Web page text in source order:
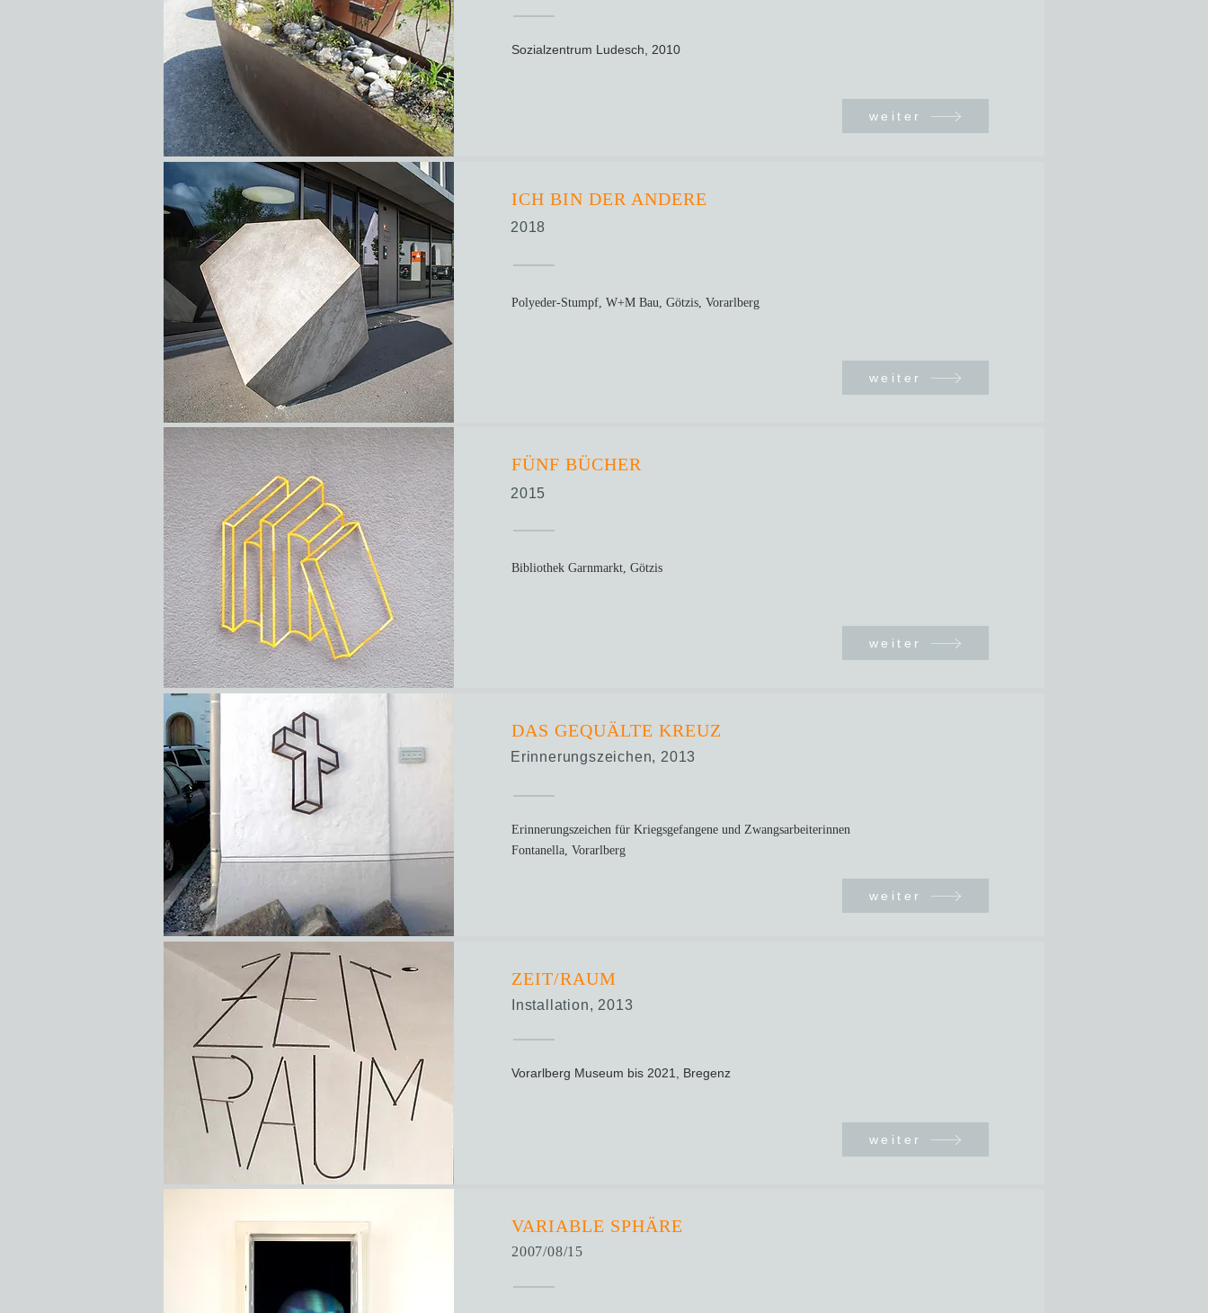
Sozialzentrum Ludesch, 2010
weiter
ICH BIN DER ANDERE
2018
Polyeder-Stumpf, W+M Bau, Götzis, Vorarlberg
weiter
FÜNF BÜCHER
2015
Bibliothek Garnmarkt, Götzis
weiter
DAS GEQUÄLTE KREUZ
Erinnerungszeichen, 2013
Erinnerungszeichen für Kriegsgefangene und Zwangsarbeiterinnen
Fontanella, Vorarlberg
weiter
ZEIT/RAUM
Installation, 2013
Vorarlberg Museum bis 2021, Bregenz
weiter
VARIABLE SPHÄRE
2007/08/15